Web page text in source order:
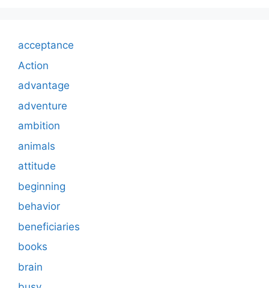
acceptance
Action
advantage
adventure
ambition
animals
attitude
beginning
behavior
beneficiaries
books
brain